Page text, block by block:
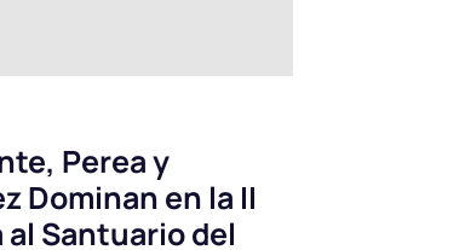
Perea y
Dominan en la II
al Santuario del